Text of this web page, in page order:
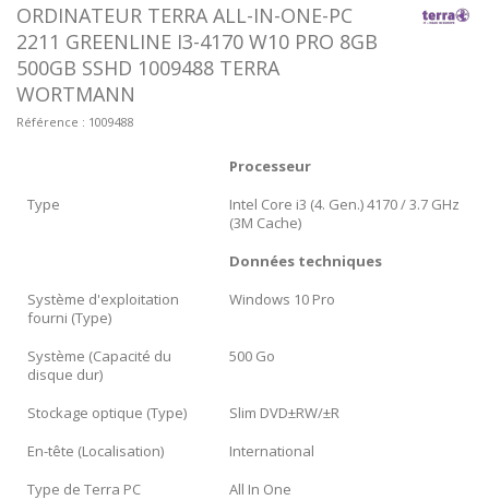
ORDINATEUR TERRA ALL-IN-ONE-PC
2211 GREENLINE I3-4170 W10 PRO 8GB
500GB SSHD 1009488 TERRA
WORTMANN
Référence : 1009488
Processeur
Type
Intel Core i3 (4. Gen.) 4170 / 3.7 GHz
(3M Cache)
Données techniques
Système d'exploitation
fourni (Type)
Windows 10 Pro
Système (Capacité du
disque dur)
500 Go
Stockage optique (Type)
Slim DVD±RW/±R
En-tête (Localisation)
International
Type de Terra PC
All In One